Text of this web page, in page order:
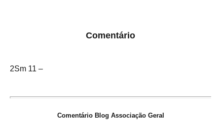
Comentário
2Sm 11 –
Comentário Blog Associação Geral